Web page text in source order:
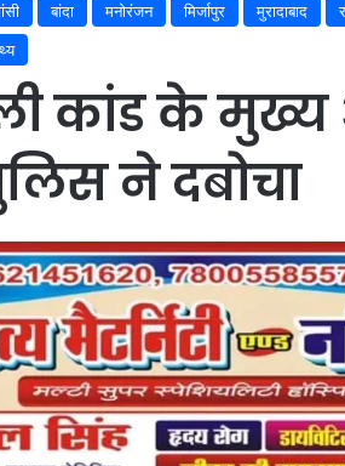
बांदा मनोरंजन मिर्जापुर मुरादाबाद
कांड के
ने दबोचा